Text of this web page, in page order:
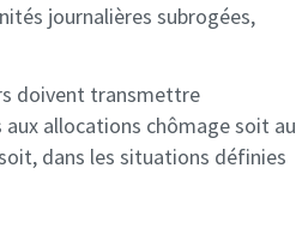
journalières subrogées,
doivent transmettre
allocations chômage soit au
dans les situations définies